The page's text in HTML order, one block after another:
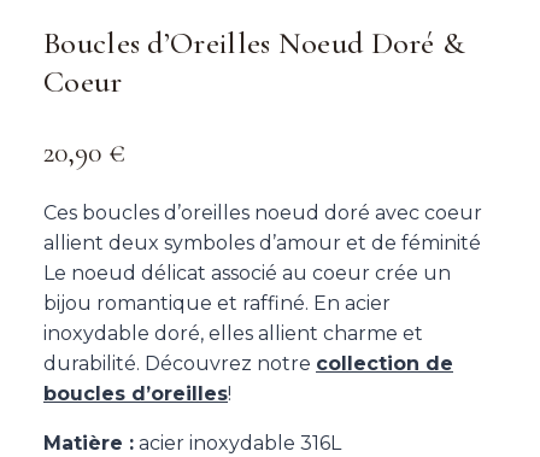
Boucles d’Oreilles Noeud Doré &
Coeur
20,90 €
Ces boucles d’oreilles noeud doré avec coeur
allient deux symboles d’amour et de féminité
Le noeud délicat associé au coeur crée un
bijou romantique et raffiné. En acier
inoxydable doré, elles allient charme et
durabilité. Découvrez notre collection de
boucles d’oreilles!
Matière : acier inoxydable 316L